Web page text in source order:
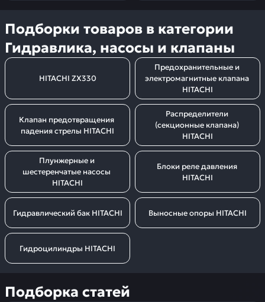
Подборки товаров в категории
Гидравлика, насосы и клапаны
HITACHI ZX330
Предохранительные и
электромагнитные клапана
HITACHI
Клапан предотвращения
падения стрелы HITACHI
Распределители
(секционные клапана)
HITACHI
Плунжерные и
шестеренчатые насосы
HITACHI
Блоки реле давления
HITACHI
Гидравлический бак HITACHI Выносные опоры HITACHI
Гидроцилиндры HITACHI
Подборка статей